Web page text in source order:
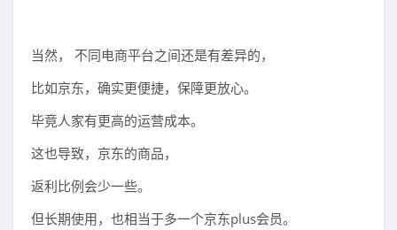
当然， 不同电商平台之间还是有差异的，
比如京东，确实更便捷，保障更放心。
毕竟人家有更高的运营成本。
这也导致，京东的商品，
返利比例会少一些。
但长期使用，也相当于多一个京东plus会员。